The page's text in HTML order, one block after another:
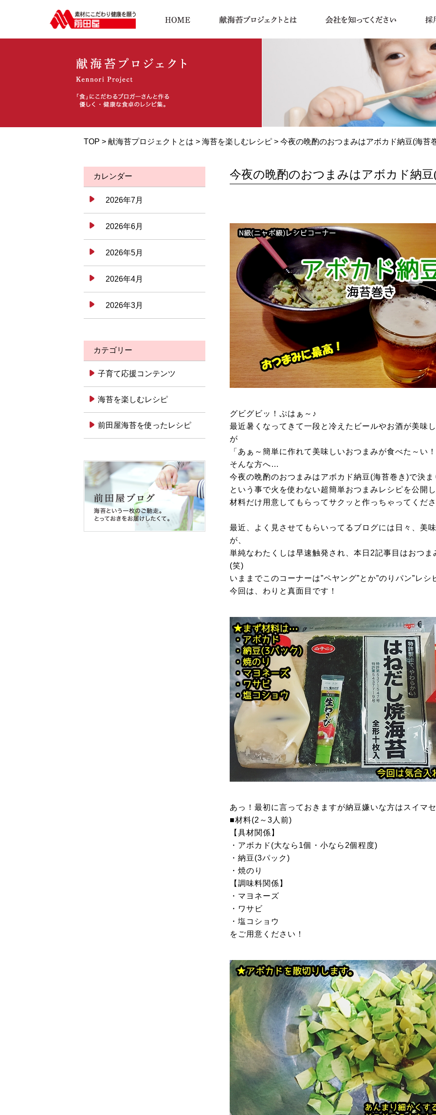
TOP > 献海苔プロジェクトとは > 海苔を楽しむレシピ > 今夜の晩酌のおつまみはアボカド納豆(海苔
カレンダー
2026年7月
2026年6月
2026年5月
2026年4月
2026年3月
カテゴリー
子育て応援コンテンツ
海苔を楽しむレシピ
前田屋海苔を使ったレシピ
今夜の晩酌のおつまみはアボカド納
グビグビッ！ぷはぁ～♪
最近暑くなってきて一段と冷えたビールやお酒が美味
が
「あぁ～簡単に作れて美味しいおつまみが食べた～い
そんな方へ…
今夜の晩酌のおつまみはアボカド納豆(海苔巻き)で決ま
という事で火を使わない超簡単おつまみレシピを公開
材料だけ用意してもらってサクッと作っちゃってくだ
最近、よく見させてもらいってるブログには日々、美
が、
単純なわたくしは早速触発され、本日2記事目はおつ
(笑)
いままでこのコーナーは”ペヤング”とか”のりパン”レ
今回は、わりと真面目です！
あっ！最初に言っておきますが納豆嫌いな方はスイマ
■材料(2～3人前)
【具材関係】
・アボカド(大なら1個・小なら2個程度)
・納豆(3パック)
・焼のり
【調味料関係】
・マヨネーズ
・ワサビ
・塩コショウ
をご用意ください！